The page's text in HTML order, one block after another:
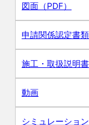
図面（PDF）
申請関係認定書類
施工・取扱説明書
動画
シミュレーショ